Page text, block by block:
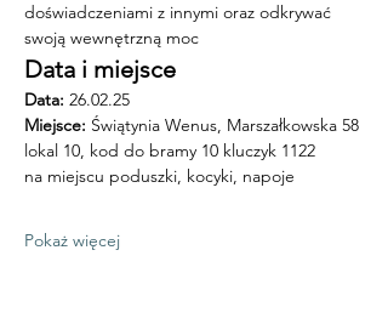
doświadczeniami z innymi oraz odkrywać
swoją wewnętrzną moc
Data i miejsce
Data: 26.02.25
Miejsce: Świątynia Wenus, Marszałkowska 58
lokal 10, kod do bramy 10 kluczyk 1122
na miejscu poduszki, kocyki, napoje
Pokaż więcej